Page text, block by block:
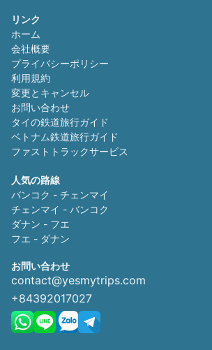
リンク
ホーム
会社概要
プライバシーポリシー
利用規約
変更とキャンセル
お問い合わせ
タイの鉄道旅行ガイド
ベトナム鉄道旅行ガイド
ファストトラックサービス
人気の路線
バンコク - チェンマイ
チェンマイ - バンコク
ダナン - フエ
フエ - ダナン
お問い合わせ
contact@yesmytrips.com
+84392017027